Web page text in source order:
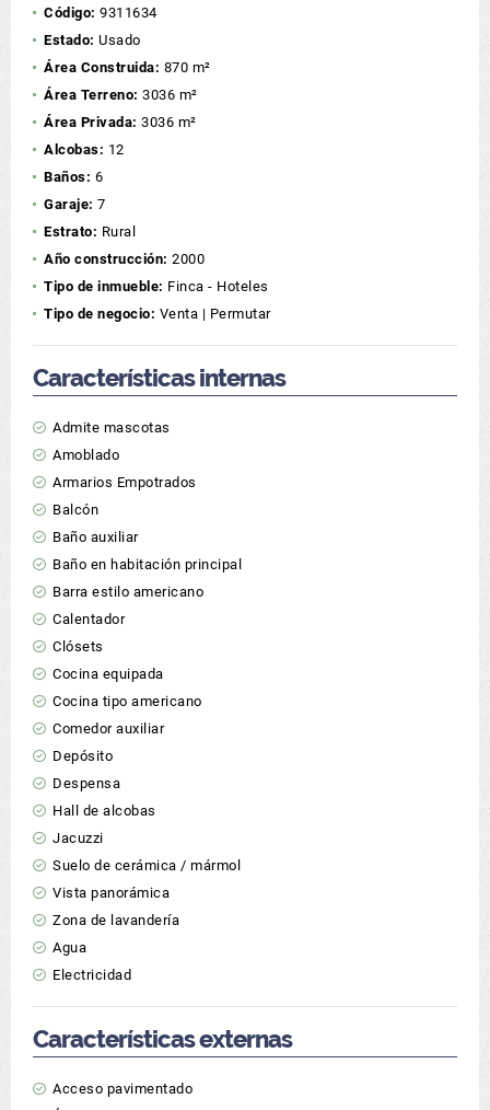
Código: 9311634
Estado: Usado
Área Construida: 870 m²
Área Terreno: 3036 m²
Área Privada: 3036 m²
Alcobas: 12
Baños: 6
Garaje: 7
Estrato: Rural
Año construcción: 2000
Tipo de inmueble: Finca - Hoteles
Tipo de negocio: Venta | Permutar
Características internas
Admite mascotas
Amoblado
Armarios Empotrados
Balcón
Baño auxiliar
Baño en habitación principal
Barra estilo americano
Calentador
Clósets
Cocina equipada
Cocina tipo americano
Comedor auxiliar
Depósito
Despensa
Hall de alcobas
Jacuzzi
Suelo de cerámica / mármol
Vista panorámica
Zona de lavandería
Agua
Electricidad
Características externas
Acceso pavimentado